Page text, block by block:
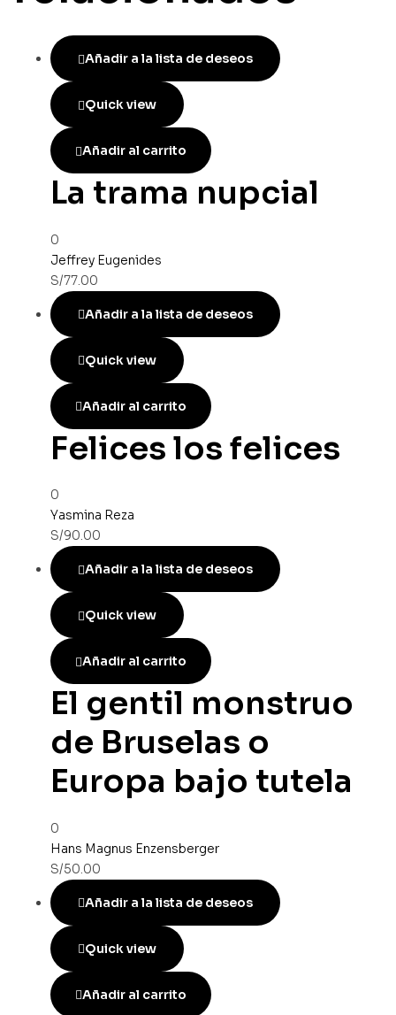
Añadir a la lista de deseos
Quick view
Añadir al carrito
La trama nupcial
0
Jeffrey Eugenides
S/77.00
Añadir a la lista de deseos
Quick view
Añadir al carrito
Felices los felices
0
Yasmina Reza
S/90.00
Añadir a la lista de deseos
Quick view
Añadir al carrito
El gentil monstruo
de Bruselas o
Europa bajo tutela
0
Hans Magnus Enzensberger
S/50.00
Añadir a la lista de deseos
Quick view
Añadir al carrito